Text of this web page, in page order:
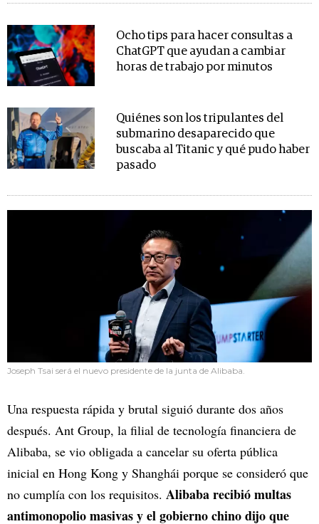
Ocho tips para hacer consultas a
ChatGPT que ayudan a cambiar
horas de trabajo por minutos
Quiénes son los tripulantes del
submarino desaparecido que
buscaba al Titanic y qué pudo haber
pasado
Joseph Tsai será el nuevo presidente de la junta de Alibaba.
Una respuesta rápida y brutal siguió durante dos años
después. Ant Group, la filial de tecnología financiera de
Alibaba, se vio obligada a cancelar su oferta pública
inicial en Hong Kong y Shanghái porque se consideró que
no cumplía con los requisitos. Alibaba recibió multas
antimonopolio masivas y el gobierno chino dijo que